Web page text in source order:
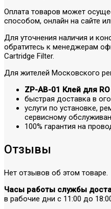
Оплата товаров может
способом, онлайн на сайте
Для уточнения наличия и
обратитесь к менеджерам
Cartridge Filter.
Для жителей Московского
ZP-AB-01 Клей для
быстрая доставка в
услуги по установке,
сервисному
100% гарантия на
Отзывы
Нет отзывов об этом товаре.
Часы работы службы
в рабочие дни с 11:00 до